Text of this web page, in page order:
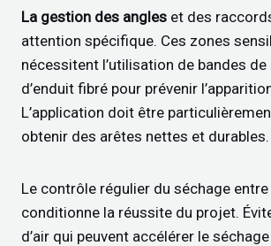
La gestion des angles et des
attention spécifique. Ces zones
nécessitent l’utilisation de bandes
d’enduit fibré pour prévenir
L’application doit être
obtenir des arêtes nettes et durables.
Le contrôle régulier du séchage
conditionne la réussite du projet.
d’air qui peuvent accélérer le